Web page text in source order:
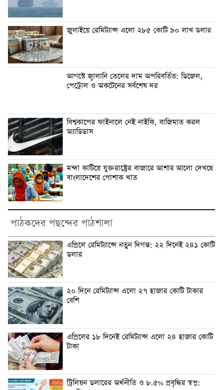
জুলাইয়ে রেমিট্যান্স এলো ২৮৫ কোটি ৯০ লাখ ডলার
আগস্টে জ্বালানি তেলের দাম অপরিবর্তিত: ডিজেল,
পেট্রোল ও অকটেনের সর্বশেষ দর
বিশ্বকাপের ফাইনালে নেই নাইকি, বাজিমাত করল
অ্যাডিডাস
মন্দা কাটিয়ে যুক্তরাষ্ট্রের বাজারে আশার আলো দেখছে
বাংলাদেশের পোশাক খাত
পাঠকদের পছন্দের পাঠশালা
এপ্রিলে রেমিট্যান্সে নতুন দিগন্ত: ২২ দিনেই ২৪১ কোটি
ডলার
২০ দিনে রেমিট্যান্স এলো ২৭ হাজার কোটি টাকার
বেশি
এপ্রিলের ১৮ দিনেই রেমিট্যান্স এলো ২৪ হাজার কোটি
টাকা
ট্রিলিয়ন ডলারের অর্থনীতি ও ৮.৫% প্রবৃদ্ধির স্বপ্ন: